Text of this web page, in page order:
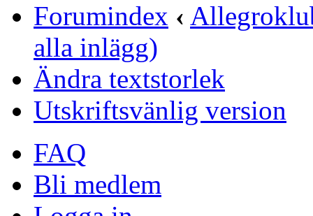
Forumindex ‹
alla inlägg)
Ändra textstorlek
Utskriftsvänlig version
FAQ
Bli medlem